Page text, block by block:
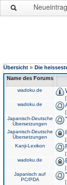
Neueintrag
Übersicht » Die
Name des Forums
wadoku.de
[
wadoku.de
[
Japanisch-Deutsche
Übersetzungen
Japanisch-Deutsche
Übersetzungen
[
Kanji-Lexikon
[
wadoku.de
[
Japanisch auf
PC/PDA
[